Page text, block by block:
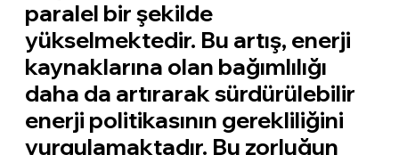
paralel bir şekilde
yükselmektedir. Bu artış, enerji
kaynaklarına olan bağımlılığı
daha da artırarak sürdürülebilir
enerji politikasının gerekliliğini
vurgulamaktadır. Bu zorluğun